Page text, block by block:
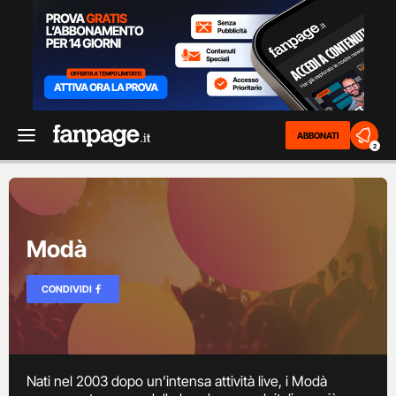
ABBONATI
2
Modà
CONDIVIDI
Nati nel 2003 dopo un’intensa attività live, i Modà